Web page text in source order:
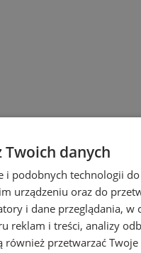
danych
podobnych technologii
urządzeniu oraz do
i dane przeglądania, w
reklam i treści, analizy
również przetwarzać